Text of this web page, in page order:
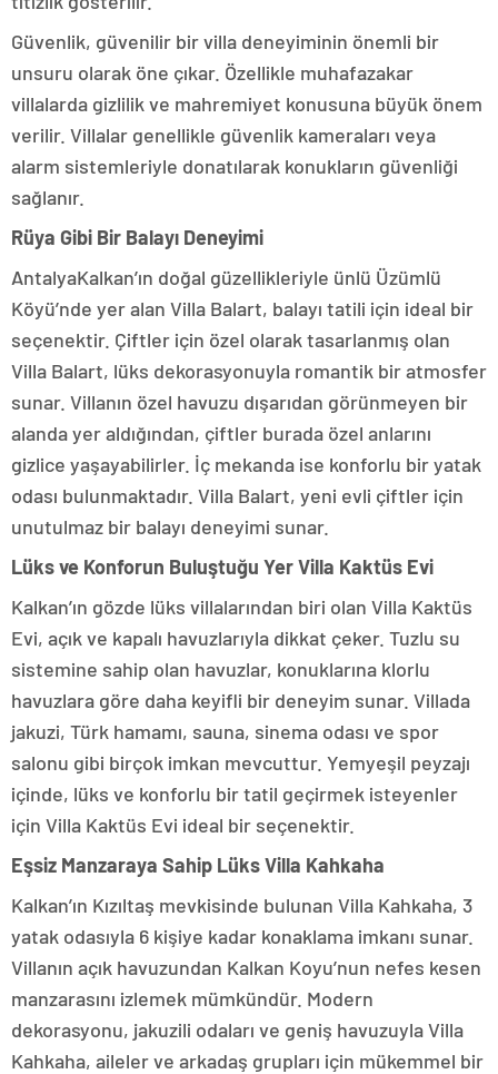
Güvenlik, güvenilir bir villa deneyiminin önemli bir
unsuru olarak öne çıkar. Özellikle muhafazakar
villalarda gizlilik ve mahremiyet konusuna büyük önem
verilir. Villalar genellikle güvenlik kameraları veya
alarm sistemleriyle donatılarak konukların güvenliği
sağlanır.
Rüya Gibi Bir Balayı Deneyimi
AntalyaKalkan’ın doğal güzellikleriyle ünlü Üzümlü
Köyü’nde yer alan Villa Balart, balayı tatili için ideal bir
seçenektir. Çiftler için özel olarak tasarlanmış olan
Villa Balart, lüks dekorasyonuyla romantik bir atmosfer
sunar. Villanın özel havuzu dışarıdan görünmeyen bir
alanda yer aldığından, çiftler burada özel anlarını
gizlice yaşayabilirler. İç mekanda ise konforlu bir yatak
odası bulunmaktadır. Villa Balart, yeni evli çiftler için
unutulmaz bir balayı deneyimi sunar.
Lüks ve Konforun Buluştuğu Yer Villa Kaktüs Evi
Kalkan’ın gözde lüks villalarından biri olan Villa Kaktüs
Evi, açık ve kapalı havuzlarıyla dikkat çeker. Tuzlu su
sistemine sahip olan havuzlar, konuklarına klorlu
havuzlara göre daha keyifli bir deneyim sunar. Villada
jakuzi, Türk hamamı, sauna, sinema odası ve spor
salonu gibi birçok imkan mevcuttur. Yemyeşil peyzajı
içinde, lüks ve konforlu bir tatil geçirmek isteyenler
için Villa Kaktüs Evi ideal bir seçenektir.
Eşsiz Manzaraya Sahip Lüks Villa Kahkaha
Kalkan’ın Kızıltaş mevkisinde bulunan Villa Kahkaha, 3
yatak odasıyla 6 kişiye kadar konaklama imkanı sunar.
Villanın açık havuzundan Kalkan Koyu’nun nefes kesen
manzarasını izlemek mümkündür. Modern
dekorasyonu, jakuzili odaları ve geniş havuzuyla Villa
Kahkaha, aileler ve arkadaş grupları için mükemmel bir